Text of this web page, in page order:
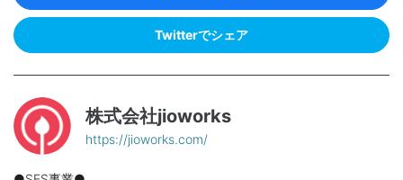
Twitterでシェア
株式会社jioworks
https://jioworks.com/